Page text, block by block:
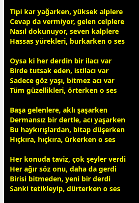
Tipi kar yağarken, yüksek alplere
Cevap da vermiyor, gelen celplere
Nasıl dokunuyor, seven kalplere
Hassas yürekleri, burkarken o ses
Oysa ki her derdin bir ilacı var
Birde tutsak eden, istilacı var
Sadece göz yaşı, bitmez acı var
Tüm güzellikleri, örterken o ses
Başa gelenlere, aklı şaşarken
Dermansız bir dertle, acı yaşarken
Bu haykırışlardan, bitap düşerken
Hıçkıra, hıçkıra, ürkerken o ses
Her konuda taviz, çok şeyler verdi
Her ağır söz onu, daha da gerdi
Birisi bitmeden, yeni bir derdi
Sanki tetikleyip, dürterken o ses